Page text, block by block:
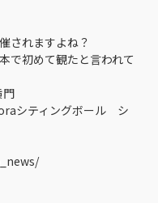
されますよね？
で初めて観たと言われて
シティングボール シ